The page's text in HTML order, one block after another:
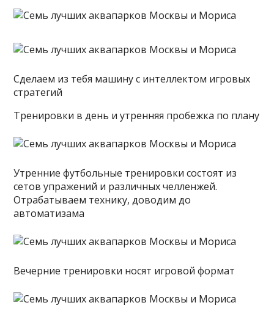
Сделаем из тебя машину с интеллектом игровых
стратегий
Тренировки в день и утренняя пробежка по плану
Утренние футбольные тренировки состоят из
сетов упражений и различных челленжей.
Отрабатываем технику, доводим до
автоматизама
Вечерние тренировки носят игровой формат